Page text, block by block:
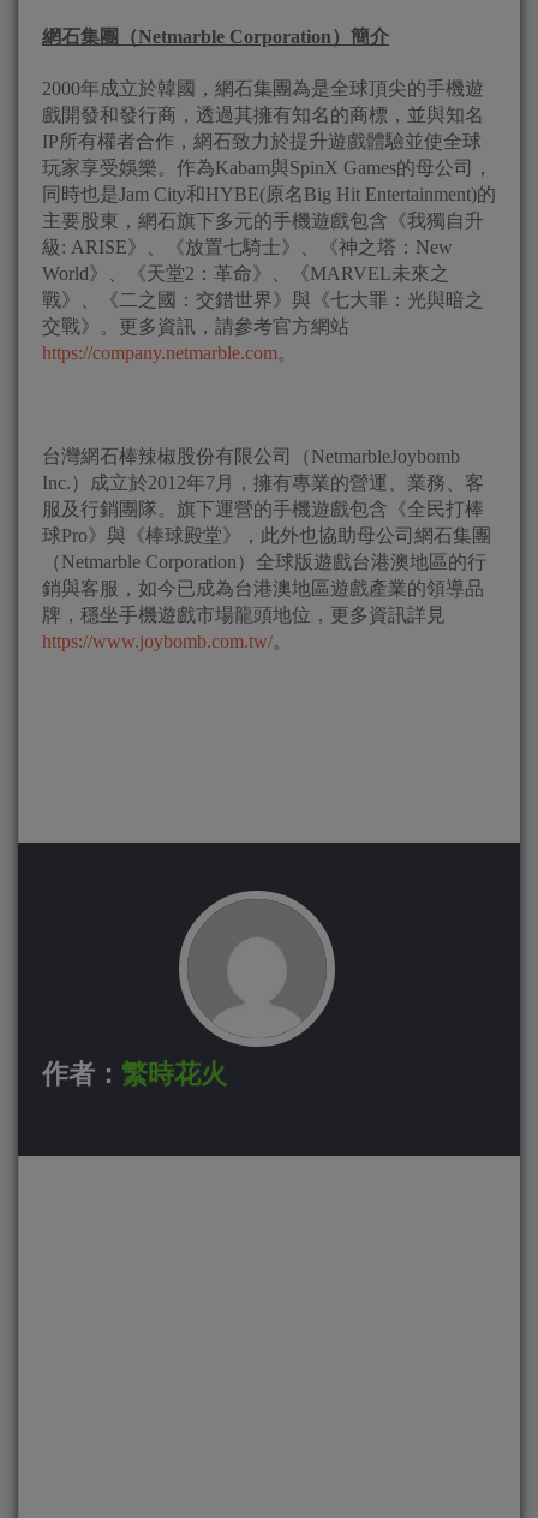
網石集團（Netmarble Corporation）簡介
2000年成立於韓國，網石集團為是全球頂尖的手機遊
戲開發和發行商，透過其擁有知名的商標，並與知名
IP所有權者合作，網石致力於提升遊戲體驗並使全球
玩家享受娛樂。作為Kabam與SpinX Games的母公司，
同時也是Jam City和HYBE(原名Big Hit Entertainment)的
主要股東，網石旗下多元的手機遊戲包含《我獨自升
級: ARISE》、《放置七騎士》、《神之塔：New
World》、《天堂2：革命》、《MARVEL未來之
戰》、《二之國：交錯世界》與《七大罪：光與暗之
交戰》。更多資訊，請參考官方網站
https://company.netmarble.com。
台灣網石棒辣椒股份有限公司（NetmarbleJoybomb
Inc.）成立於2012年7月，擁有專業的營運、業務、客
服及行銷團隊。旗下運營的手機遊戲包含《全民打棒
球Pro》與《棒球殿堂》，此外也協助母公司網石集團
（Netmarble Corporation）全球版遊戲台港澳地區的行
銷與客服，如今已成為台港澳地區遊戲產業的領導品
牌，穩坐手機遊戲市場龍頭地位，更多資訊詳見
https://www.joybomb.com.tw/。
作者： 繁時花火